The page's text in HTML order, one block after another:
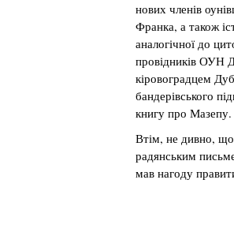
нових членів
Франка, а також
аналогічної до
провідників ОУН
кіровоградцем
бандерівського
книгу про Мазепу.
Втім, не дивно, що
радянським
мав нагоду